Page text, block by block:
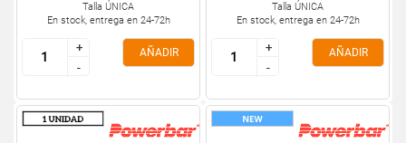
Talla ÚNICA
En stock, entrega en 24-72h
+
-
+
-
AÑADIR
Talla ÚNICA
En stock, entrega en 24-72h
+
-
+
-
AÑADIR